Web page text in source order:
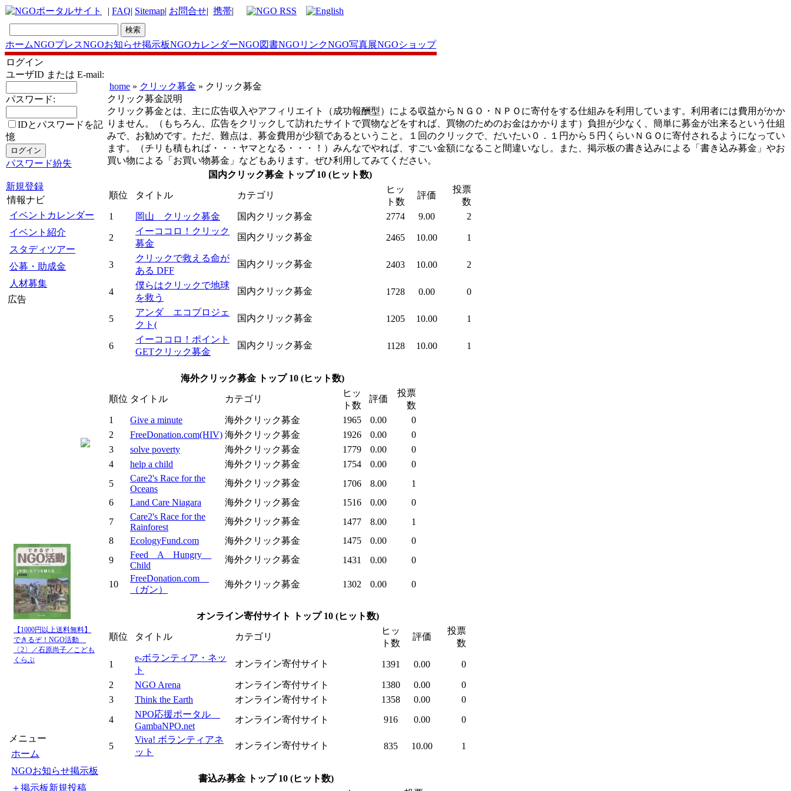
| FAQ| Sitemap| お問合せ| 携帯|
ホームNGOプレスNGOお知らせ掲示板NGOカレンダーNGO図書NGOリンクNGO写真展NGOショップ
ログイン
ユーザID または E-mail:
パスワード:
IDとパスワードを記
憶
パスワード紛失
新規登録
情報ナビ
イベントカレンダー
イベント紹介
スタディツアー
公募・助成金
人材募集
広告
【1000円以上送料無料】
できるぞ！NGO活動
〔2〕／石原尚子／こども
くらぶ
メニュー
ホーム
NGOお知らせ掲示板
＋掲示板新規投稿
home » クリック募金 » クリック募金
クリック募金説明
クリック募金とは、主に広告収入やアフィリエイト（成功報酬型）による収益からＮＧＯ・ＮＰＯに寄付をする仕組みを利用しています。利用者には費用がかか
りません。（もちろん、広告をクリックして訪れたサイトで買物などをすれば、買物のためのお金はかかります）負担が少なく、簡単に募金が出来るという仕組
みで、お勧めです。ただ、難点は、募金費用が少額であるということ。１回のクリックで、だいたい０．１円から５円くらいＮＧＯに寄付されるようになってい
ます。（チリも積もれば・・・ヤマとなる・・・！）みんなでやれば、すごい金額になること間違いなし。また、掲示板の書き込みによる「書き込み募金」やお
買い物による「お買い物募金」などもあります。ぜひ利用してみてください。
国内クリック募金 トップ 10 (ヒット数)
順位 タイトル カテゴリ
ヒッ
ト数
評価
投票
数
1
岡山 クリック募金 国内クリック募金 2774 9.00 2
2
イーココロ！クリック
募金
国内クリック募金 2465 10.00 1
3
クリックで救える命が
ある DFF
国内クリック募金 2403 10.00 2
4
僕らはクリックで地球
を救う
国内クリック募金 1728 0.00 0
5
アンダ エコプロジェ
クト(
国内クリック募金 1205 10.00 1
6
イーココロ！ポイント
GETクリック募金
国内クリック募金 1128 10.00 1
海外クリック募金 トップ 10 (ヒット数)
順位 タイトル カテゴリ
ヒッ
ト数
評価
投票
数
1
Give a minute 海外クリック募金 1965 0.00
0
2
FreeDonation.com(HIV) 海外クリック募金 1926 0.00
0
3
solve poverty 海外クリック募金 1779 0.00
0
4
help a child 海外クリック募金 1754 0.00
0
5
Care2's Race for the
Oceans
海外クリック募金 1706 8.00
1
6
Land Care Niagara 海外クリック募金 1516 0.00
0
7
Care2's Race for the
Rainforest
海外クリック募金 1477 8.00
1
8
EcologyFund.com 海外クリック募金 1475 0.00
0
9
Feed A Hungry
Child
海外クリック募金 1431 0.00 0
10
FreeDonation.com
（ガン）
海外クリック募金 1302 0.00 0
オンライン寄付サイト トップ 10 (ヒット数)
順位 タイトル カテゴリ
ヒッ
ト数
評価
投票
数
1
e-ボランティア・ネッ
ト
オンライン寄付サイト 1391 0.00 0
2 NGO Arena オンライン寄付サイト 1380 0.00
0
3
Think the Earth オンライン寄付サイト 1358 0.00
0
4
NPO応援ポータル
GambaNPO.net
オンライン寄付サイト 916 0.00 0
5
Viva! ボランティアネ
ット
オンライン寄付サイト 835 10.00 1
書込み募金 トップ 10 (ヒット数)